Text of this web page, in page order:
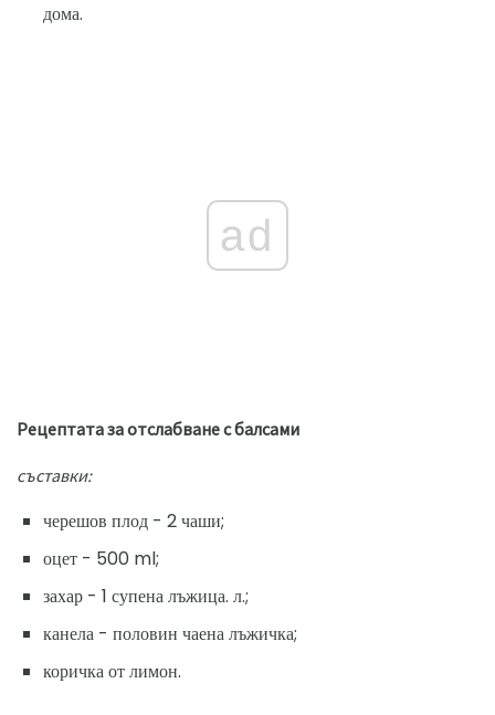
дома.
ad
Рецептата за отслабване с балсами
съставки:
черешов плод - 2 чаши;
оцет - 500 ml;
захар - 1 супена лъжица. л.;
канела - половин чаена лъжичка;
коричка от лимон.